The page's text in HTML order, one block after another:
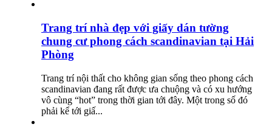
Trang trí nhà đẹp với giấy dán tường
chung cư phong cách scandinavian tại Hải
Phòng
Trang trí nội thất cho không gian sống theo phong cách
scandinavian đang rất được ưa chuộng và có xu hướng
vô cùng “hot” trong thời gian tới đây. Một trong số đó
phải kể tới giấ...